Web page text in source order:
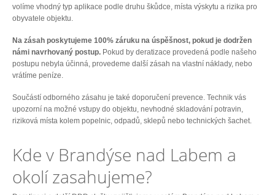
volíme vhodný typ aplikace podle druhu škůdce, místa výskytu a rizika pro
obyvatele objektu.
Na zásah poskytujeme 100% záruku na úspěšnost, pokud je dodržen
námi navrhovaný postup. Pokud by deratizace provedená podle našeho
postupu nebyla účinná, provedeme další zásah na vlastní náklady, nebo
vrátíme peníze.
Součástí odborného zásahu je také doporučení prevence. Technik vás
upozorní na možné vstupy do objektu, nevhodné skladování potravin,
riziková místa kolem popelnic, odpadů, sklepů nebo technických šachet.
Kde v Brandýse nad Labem a
okolí zasahujeme?